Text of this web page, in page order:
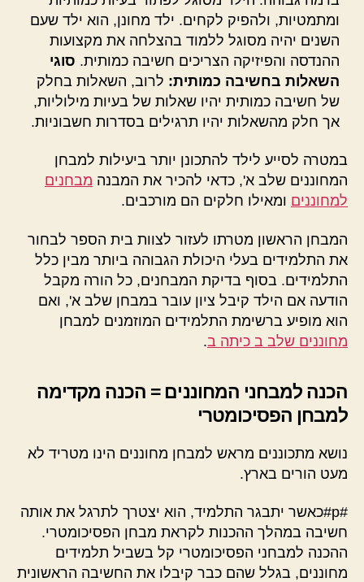
ומתמטיות, ולהפיק לקחים. ילד מחונן, הוא ילד שעם
השנים יהיה מסוגל ללמוד בהצלחה את מקצועות
ההנדסה והפיזיקה הצריכים חשיבה כמותית. סוגי
השאלות בחשיבה כמותית: לרוב, השאלות בחלק
של חשיבה כמותית יהיו שאלות של בעיות מילוליות,
אך חלק מהשאלות יהיו תרגילים בסדרות חשבוניות.
במטרה לסייע לילד להתכונן יותר ביעילות למבחן
המחוננים שלב א', כדאי להכיר את המבנה מבחנים
למחוננים ומאילו חלקים הם מורכבים.
המבחן הראשון מטרתו לעזור לצוות בית הספר לבחור
את התלמידים בעלי היכולת הגבוהה ביותר מבין כלל
התלמידים. בסוף בדיקת המבחנים, כל הורה מקבל
הודעה אם הילד קיבל ציון עובר במבחן שלב א', ואם
הוא מופיע ברשימת התלמידים המוזמנים למבחן
מחוננים שלב ב כיתה ב.
הכנה למבחני המחוננים = הכנה מקדימה
למבחן הפסיכומטרי
נושא מתכוננים מראש למבחן מחוננים הינו מטריד לא
מעט הורים בארץ.
#p#כאשר יתבגר התלמיד, הוא יצטרך לתרגל את אותה
חשיבה במהלך ההכנות לקראת מבחן הפסיכומטרי.
ההכנה למבחני הפסיכומטרי קל בשביל תלמידים
מחוננים, בגלל שהם כבר קיבלו את החשיבה הראשונית